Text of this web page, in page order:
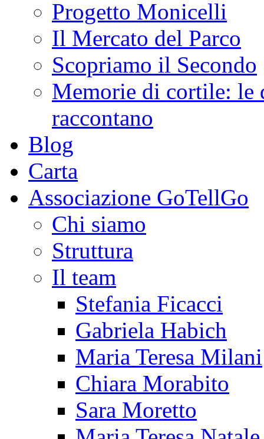
Progetto Monicelli
Il Mercato del Parco
Scopriamo il Secondo
Memorie di cortile: le
raccontano
Blog
Carta
Associazione GoTellGo
Chi siamo
Struttura
Il team
Stefania Ficacci
Gabriela Habich
Maria Teresa Milani
Chiara Morabito
Sara Moretto